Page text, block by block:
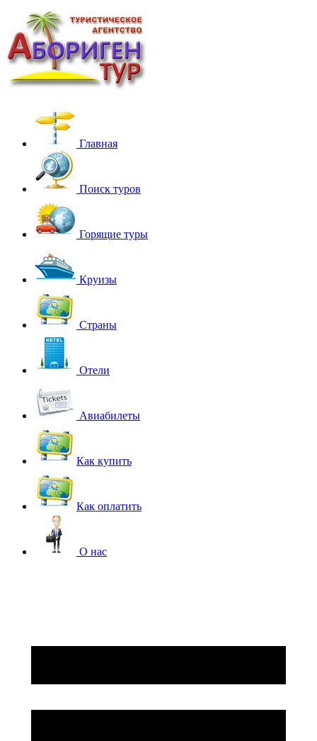
Главная
Поиск туров
Горящие туры
Круизы
Страны
Отели
Авиабилеты
Как купить
Как оплатить
О нас